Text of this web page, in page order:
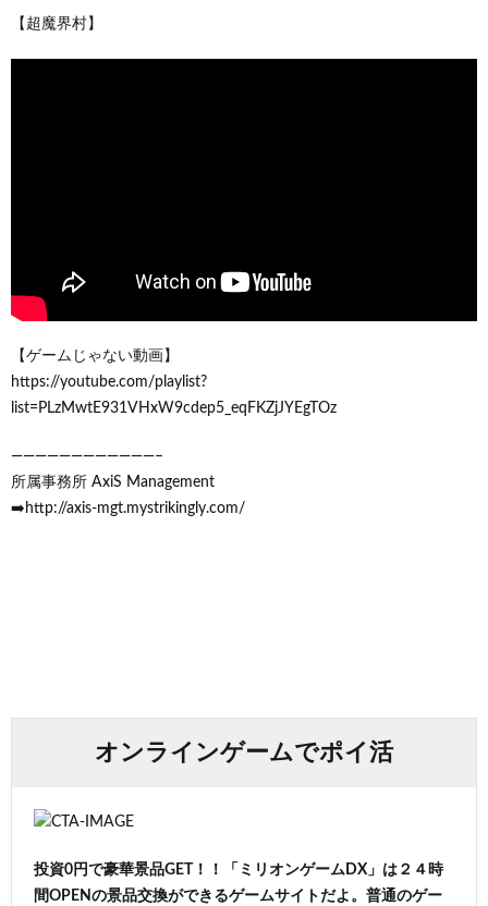
【超魔界村】
【ゲームじゃない動画】
https://youtube.com/playlist?
list=PLzMwtE931VHxW9cdep5_eqFKZjJYEgTOz
————————————–
所属事務所 AxiS Management
➡️http://axis-mgt.mystrikingly.com/
オンラインゲームでポイ活
投資0円で豪華景品GET！！「ミリオンゲームDX」は２４時
間OPENの景品交換ができるゲームサイトだよ。普通のゲー